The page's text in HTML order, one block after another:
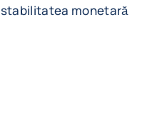
stabilitatea monetară